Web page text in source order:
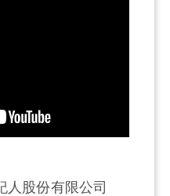
人股份有限公司